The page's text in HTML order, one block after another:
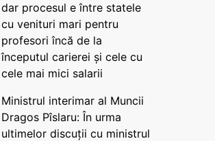
dar procesul e între statele
cu venituri mari pentru
profesori încă de la
începutul carierei și cele cu
cele mai mici salarii
Ministrul interimar al Muncii
Dragos Pîslaru: În urma
ultimelor discuții cu ministrul